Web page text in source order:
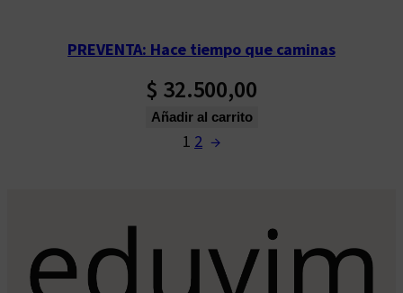
PREVENTA: Hace tiempo que caminas
$ 32.500,00
Añadir al carrito
1 2 →